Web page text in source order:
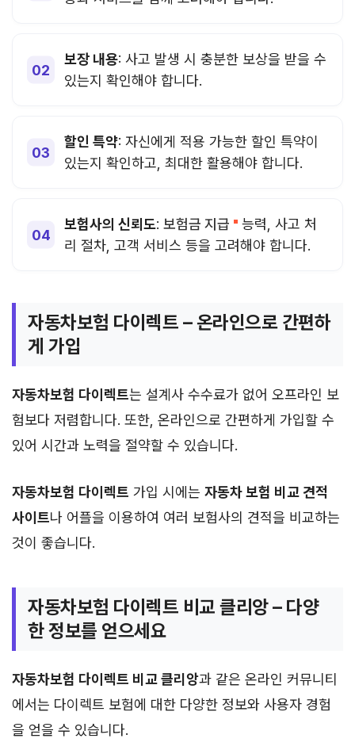
보장 내용: 사고 발생 시 충분한 보상을 받을 수
있는지 확인해야 합니다.
할인 특약: 자신에게 적용 가능한 할인 특약이
있는지 확인하고, 최대한 활용해야 합니다.
보험사의 신뢰도: 보험금 지급
능력, 사고 처
리 절차, 고객 서비스 등을 고려해야 합니다.
자동차보험 다이렉트 – 온라인으로 간편하
게 가입
자동차보험 다이렉트는 설계사 수수료가 없어 오프라인 보
험보다 저렴합니다. 또한, 온라인으로 간편하게 가입할 수
있어 시간과 노력을 절약할 수 있습니다.
자동차보험 다이렉트 가입 시에는 자동차 보험 비교 견적
사이트나 어플을 이용하여 여러 보험사의 견적을 비교하는
것이 좋습니다.
자동차보험 다이렉트 비교 클리앙 – 다양
한 정보를 얻으세요
자동차보험 다이렉트 비교 클리앙과 같은 온라인 커뮤니티
에서는 다이렉트 보험에 대한 다양한 정보와 사용자 경험
을 얻을 수 있습니다.